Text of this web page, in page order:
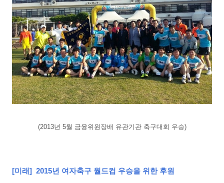
(2013년 5월 금융위원장배 유관기관 축구대회 우승)
[미래] 2015년 여자축구 월드컵 우승을 위한 후원